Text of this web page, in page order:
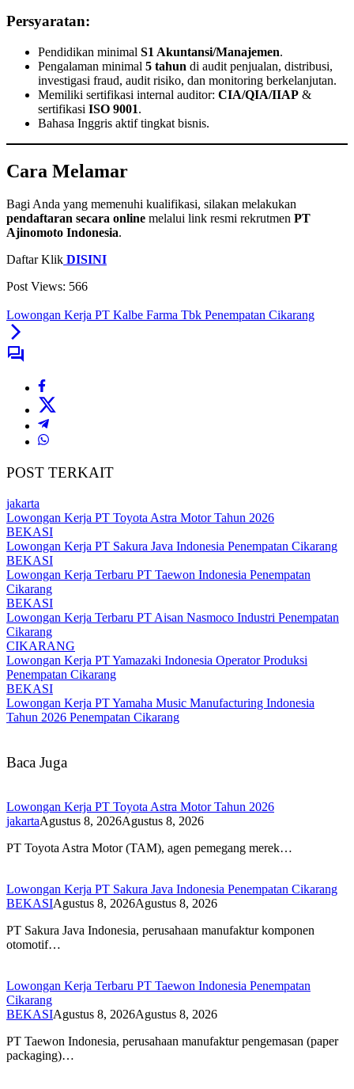
Persyaratan:
Pendidikan minimal S1 Akuntansi/Manajemen.
Pengalaman minimal 5 tahun di audit penjualan, distribusi,
investigasi fraud, audit risiko, dan monitoring berkelanjutan.
Memiliki sertifikasi internal auditor: CIA/QIA/IIAP &
sertifikasi ISO 9001.
Bahasa Inggris aktif tingkat bisnis.
Cara Melamar
Bagi Anda yang memenuhi kualifikasi, silakan melakukan
pendaftaran secara online melalui link resmi rekrutmen PT
Ajinomoto Indonesia.
Daftar Klik DISINI
Post Views: 566
Lowongan Kerja PT Kalbe Farma Tbk Penempatan Cikarang
POST TERKAIT
jakarta
Lowongan Kerja PT Toyota Astra Motor Tahun 2026
BEKASI
Lowongan Kerja PT Sakura Java Indonesia Penempatan Cikarang
BEKASI
Lowongan Kerja Terbaru PT Taewon Indonesia Penempatan
Cikarang
BEKASI
Lowongan Kerja Terbaru PT Aisan Nasmoco Industri Penempatan
Cikarang
CIKARANG
Lowongan Kerja PT Yamazaki Indonesia Operator Produksi
Penempatan Cikarang
BEKASI
Lowongan Kerja PT Yamaha Music Manufacturing Indonesia
Tahun 2026 Penempatan Cikarang
Baca Juga
Lowongan Kerja PT Toyota Astra Motor Tahun 2026
jakartaAgustus 8, 2026Agustus 8, 2026
PT Toyota Astra Motor (TAM), agen pemegang merek…
Lowongan Kerja PT Sakura Java Indonesia Penempatan Cikarang
BEKASIAgustus 8, 2026Agustus 8, 2026
PT Sakura Java Indonesia, perusahaan manufaktur komponen
otomotif…
Lowongan Kerja Terbaru PT Taewon Indonesia Penempatan
Cikarang
BEKASIAgustus 8, 2026Agustus 8, 2026
PT Taewon Indonesia, perusahaan manufaktur pengemasan (paper
packaging)…